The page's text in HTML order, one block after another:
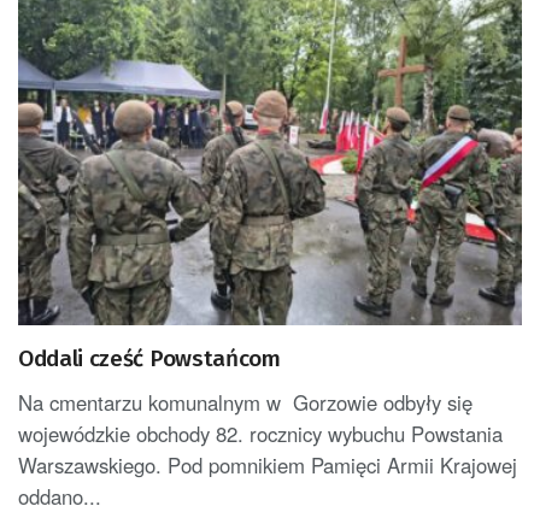
Oddali cześć Powstańcom
Na cmentarzu komunalnym w Gorzowie odbyły się
wojewódzkie obchody 82. rocznicy wybuchu Powstania
Warszawskiego. Pod pomnikiem Pamięci Armii Krajowej
oddano...